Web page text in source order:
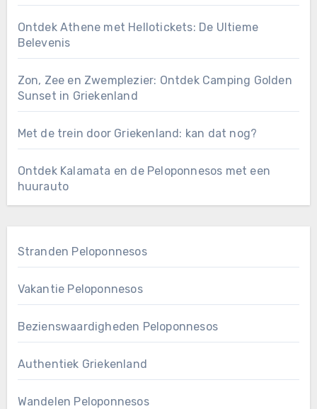
Ontdek Athene met Hellotickets: De Ultieme
Belevenis
Zon, Zee en Zwemplezier: Ontdek Camping Golden
Sunset in Griekenland
Met de trein door Griekenland: kan dat nog?
Ontdek Kalamata en de Peloponnesos met een
huurauto
Stranden Peloponnesos
Vakantie Peloponnesos
Bezienswaardigheden Peloponnesos
Authentiek Griekenland
Wandelen Peloponnesos